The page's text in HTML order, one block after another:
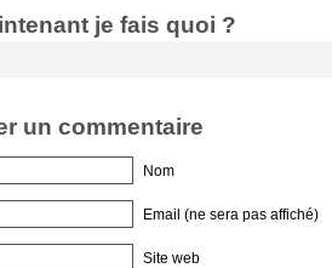
je fais quoi ?
un commentaire
Nom
Email (ne sera pas affiché)
Site web